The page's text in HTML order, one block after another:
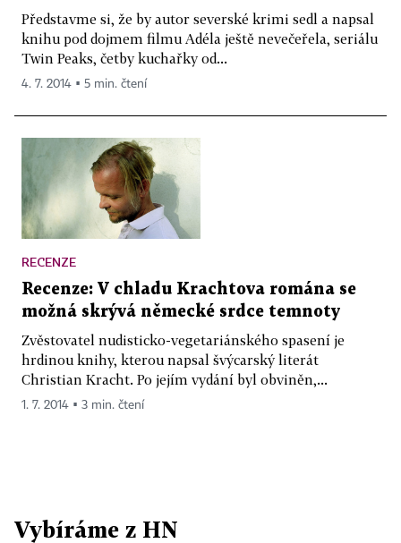
Představme si, že by autor severské krimi sedl a napsal
knihu pod dojmem filmu Adéla ještě nevečeřela, seriálu
Twin Peaks, četby kuchařky od...
4. 7. 2014 ▪ 5 min. čtení
RECENZE
Recenze: V chladu Krachtova romána se
možná skrývá německé srdce temnoty
Zvěstovatel nudisticko-vegetariánského spasení je
hrdinou knihy, kterou napsal švýcarský literát
Christian Kracht. Po jejím vydání byl obviněn,...
1. 7. 2014 ▪ 3 min. čtení
Vybíráme z HN